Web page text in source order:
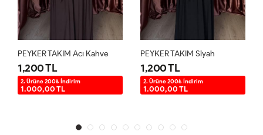
PEYKER TAKIM Acı Kahve
1,200 TL
2. Ürüne 200₺ İndirim
1.000,00 TL
PEYKER TAKIM Siyah
1,200 TL
2. Ürüne 200₺ İndirim
1.000,00 TL